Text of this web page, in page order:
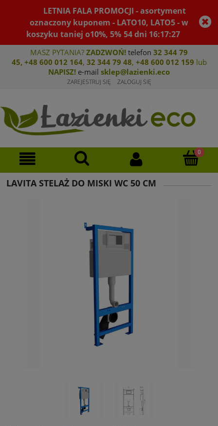
LETNIA FALA PROMOCJI - asortyment
oznaczony kuponem - LATO10, LATO5 - w
koszyku taniej o10%, 5% 54dni 16:17:27
MASZ PYTANIA? ZADZWOŃ! telefon 32 344 79
45, +48 600 012 164, 32 344 79 48, +48 600 012 159 lub
NAPISZ! e-mail sklep@lazienki.eco
ZAREJESTRUJ SIĘ ZALOGUJ SIĘ
LAVITA STELAŻ DO MISKI WC 50 CM